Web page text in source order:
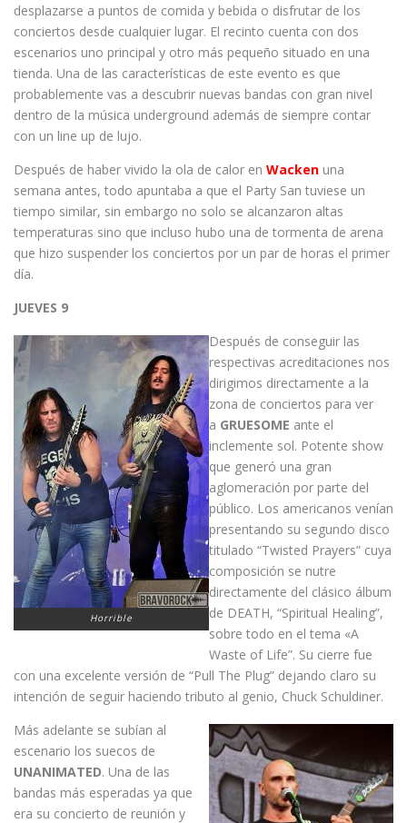
desplazarse a puntos de comida y bebida o disfrutar de los
conciertos desde cualquier lugar. El recinto cuenta con dos
escenarios uno principal y otro más pequeño situado en una
tienda. Una de las características de este evento es que
probablemente vas a descubrir nuevas bandas con gran nivel
dentro de la música underground además de siempre contar
con un line up de lujo.
Después de haber vivido la ola de calor en Wacken una
semana antes, todo apuntaba a que el Party San tuviese un
tiempo similar, sin embargo no solo se alcanzaron altas
temperaturas sino que incluso hubo una de tormenta de arena
que hizo suspender los conciertos por un par de horas el primer
día.
JUEVES 9
Horrible
Después de conseguir las
respectivas acreditaciones nos
dirigimos directamente a la
zona de conciertos para ver
a GRUESOME ante el
inclemente sol. Potente show
que generó una gran
aglomeración por parte del
público. Los americanos venían
presentando su segundo disco
titulado “Twisted Prayers” cuya
composición se nutre
directamente del clásico álbum
de DEATH, “Spiritual Healing”,
sobre todo en el tema «A
Waste of Life”. Su cierre fue
con una excelente versión de “Pull The Plug” dejando claro su
intención de seguir haciendo tributo al genio, Chuck Schuldiner.
Más adelante se subían al
escenario los suecos de
UNANIMATED. Una de las
bandas más esperadas ya que
era su concierto de reunión y